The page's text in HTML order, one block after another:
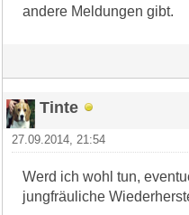
andere Meldungen gibt.
Tinte
27.09.2014, 21:54
Werd ich wohl tun,
jungfräuliche